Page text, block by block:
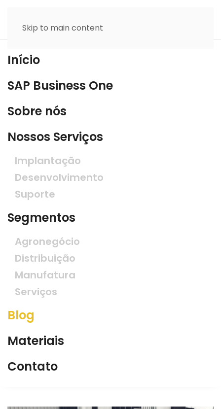
Skip to main content
Início
SAP Business One
Sobre nós
Nossos Serviços
Implantação
Desenvolvimento
Suporte
Segmentos
Agronegócio
Distribuição
Manufatura
Serviços
Blog
Materiais
Contato